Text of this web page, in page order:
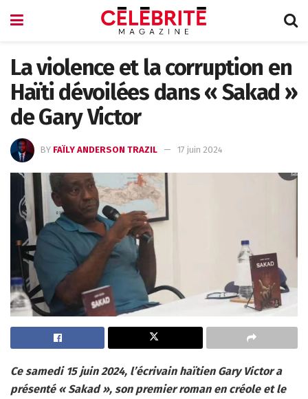
La violence et la corruption en
Haïti dévoilées dans « Sakad »
de Gary Victor
BY FAÏLY ANDERSON TRAZIL 17 juin 2024
Ce samedi 15 juin 2024, l’écrivain haïtien Gary Victor a
présenté « Sakad », son premier roman en créole et le